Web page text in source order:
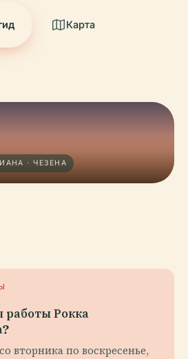
Карта
· ЧЕЗЕНА
работы Рокка
вторника по воскресенье,